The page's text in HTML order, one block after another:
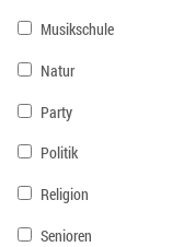
Musikschule
Natur
Party
Politik
Religion
Senioren